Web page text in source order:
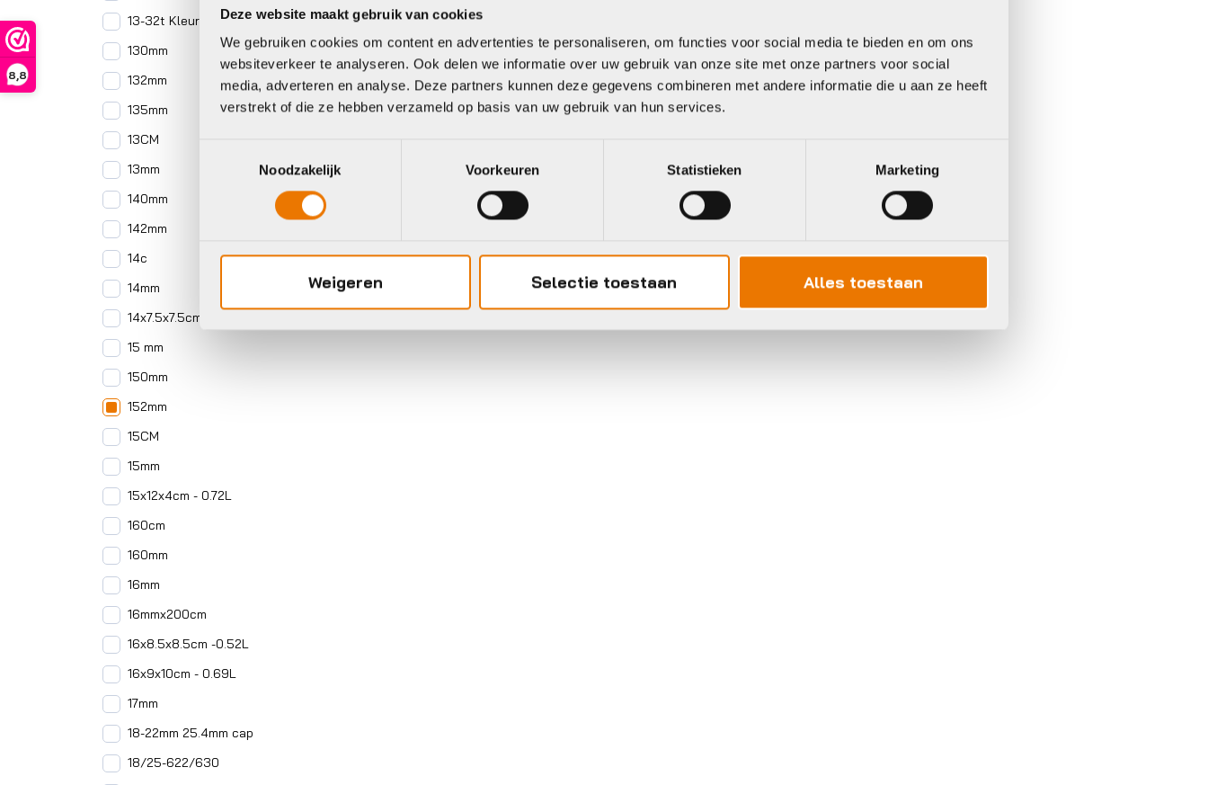
Deze website maakt gebruik van cookies
We gebruiken cookies om content en advertenties te personaliseren, om functies voor social media te bieden en om ons
websiteverkeer te analyseren. Ook delen we informatie over uw gebruik van onze site met onze partners voor social
media, adverteren en analyse. Deze partners kunnen deze gegevens combineren met andere informatie die u aan ze heeft
verstrekt of die ze hebben verzameld op basis van uw gebruik van hun services.
Noodzakelijk
Voorkeuren Statistieken Marketing
Weigeren Selectie toestaan Alles toestaan
8,8
13-32t Kleur
130mm
132mm
135mm
13CM
13mm
140mm
142mm
14c
14mm
14x7.5x7.5cm - 0.36L
15 mm
150mm
152mm
15CM
15mm
15x12x4cm - 0.72L
160cm
160mm
16mm
16mmx200cm
16x8.5x8.5cm -0.52L
16x9x10cm - 0.69L
17mm
18-22mm 25.4mm cap
18/25-622/630